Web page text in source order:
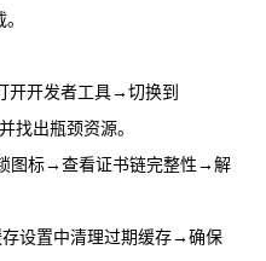
开开发者工具→切换到
找出瓶颈资源。
图标→查看证书链完整性→解
存设置中清理过期缓存→确保